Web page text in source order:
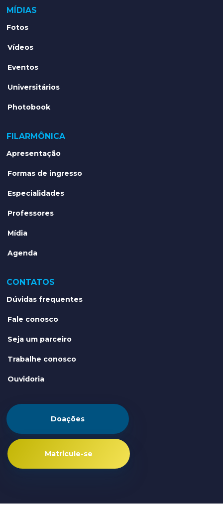
MÍDIAS
Fotos
Vídeos
Eventos
Universitários
Photobook
FILARMÔNICA
Apresentação
Formas de ingresso
Especialidades
Professores
Mídia
Agenda
CONTATOS
Dúvidas frequentes
Fale conosco
Seja um parceiro
Trabalhe conosco
Ouvidoria
Doações
Matricule-se